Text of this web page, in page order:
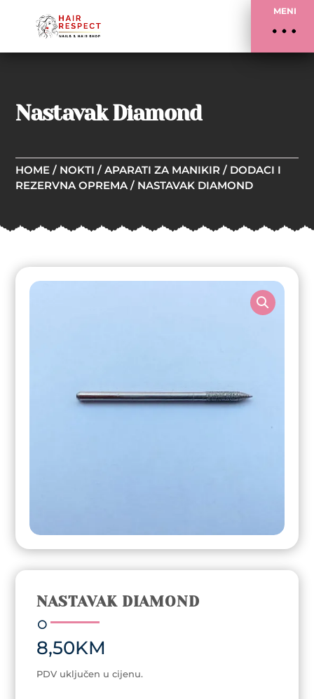
MENI
Nastavak Diamond
HOME / NOKTI /APARATI ZA MANIKIR / DODACI I
REZERVNA OPREMA / NASTAVAK DIAMOND
NASTAVAK DIAMOND
8,50KM
PDV uključen u cijenu.